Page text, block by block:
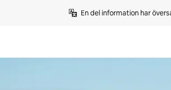
En del information har